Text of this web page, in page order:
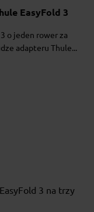
EasyFold 3
o jeden rower za
adapteru Thule...